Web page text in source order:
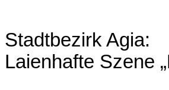
Stadtbezirk Agia:
Laienhafte Szene